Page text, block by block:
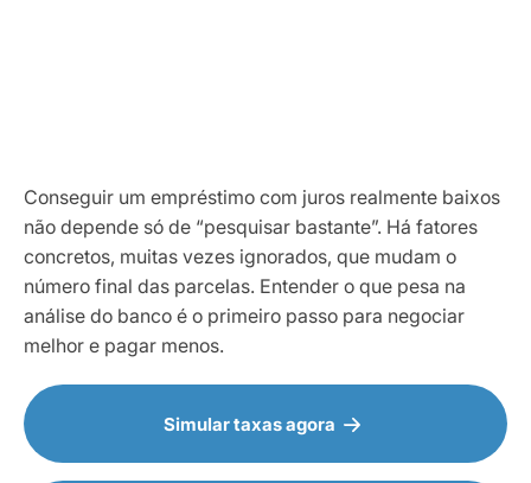
Conseguir um empréstimo com juros realmente baixos
não depende só de “pesquisar bastante”. Há fatores
concretos, muitas vezes ignorados, que mudam o
número final das parcelas. Entender o que pesa na
análise do banco é o primeiro passo para negociar
melhor e pagar menos.
Simular taxas agora